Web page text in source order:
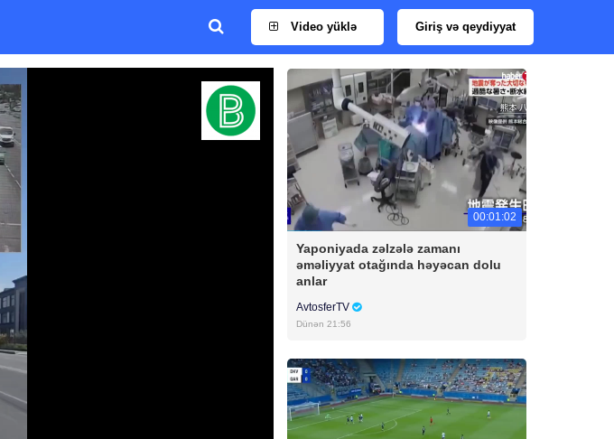
Video yüklə Giriş və qeydiyyat
00:01:02
Yaponiyada zəlzələ zamanı
əməliyyat otağında həyəcan dolu
anlar
AvtosferTV
Dünən 21:56